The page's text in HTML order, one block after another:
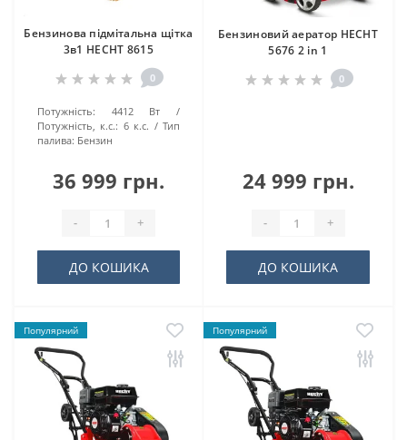
Бензинова підмітальна щітка
3в1 HECHT 8615
0
Потужність:
4412 Вт
Потужність, к.с.: 6 к.с.
Тип
палива: Бензин
36 999 грн.
- +
ДО КОШИКА
Бензиновий аератор HECHT
5676 2 in 1
0
24 999 грн.
- +
ДО КОШИКА
Популярний Популярний